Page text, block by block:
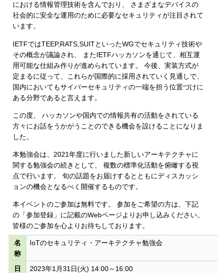
における情報管理技術を含んでおり、 さまざまなデバイスの
社会的に安全な運用のために必要なセキュリティが注目されて
います。
IETFではTEEP,RATS,SUITといったWGでセキュリティ技術や
その概念が議論され、 またIETFハッカソンを通じて、相互運
用可能な仕組み作りが進められています。 今後、実装方式が
定まるに従って、これらが国際的に採用されていく見通しで、
国内においてもサイバーセキュリティの一端を担う位置づけに
ある分野であると言えます。
この度、 ハッカソンや国内での情報共有の活動をされている
方々にお話をうかがうことのできる機会を設けることになりま
した。
本勉強会は、2021年度に行いました新しいアーキテクチャに
関する勉強会の続きとして、 複数の標準化活動を俯瞰する視
点で行います。 旬の話題をお届けするとともにディスカッシ
ョンの機会となるべく開催するものです。
本イベントのご参加は無料です。 参加をご希望の方は、下記
の「参加登録」に記載のWebページよりお申し込みください。
皆様のご参加を心よりお待ちしております。
名
称
IoTのセキュリティ・アーキテクチャ勉強会
日
2023年1月31日(火) 14:00～16:00